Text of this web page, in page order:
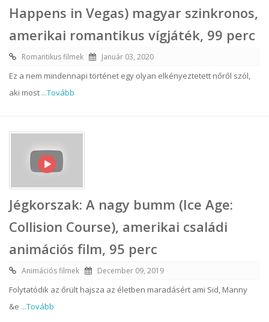
Happens in Vegas) magyar szinkronos,
amerikai romantikus vígjáték, 99 perc
Romantikus filmek Január 03, 2020
Ez a nem mindennapi történet egy olyan elkényeztetett nőről szól,
aki most ...Tovább
Jégkorszak: A nagy bumm (Ice Age:
Collision Course), amerikai családi
animációs film, 95 perc
Animációs filmek December 09, 2019
Folytatódik az őrült hajsza az életben maradásért ami Sid, Manny
&e ...Tovább